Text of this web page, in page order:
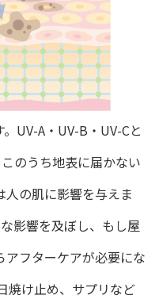
UV-A・UV-B・UV-Cと
のうち地表に届かない
人の肌に影響を与えま
影響を及ぼし、もし屋
フターケアが必要にな
焼け止め、サプリなど